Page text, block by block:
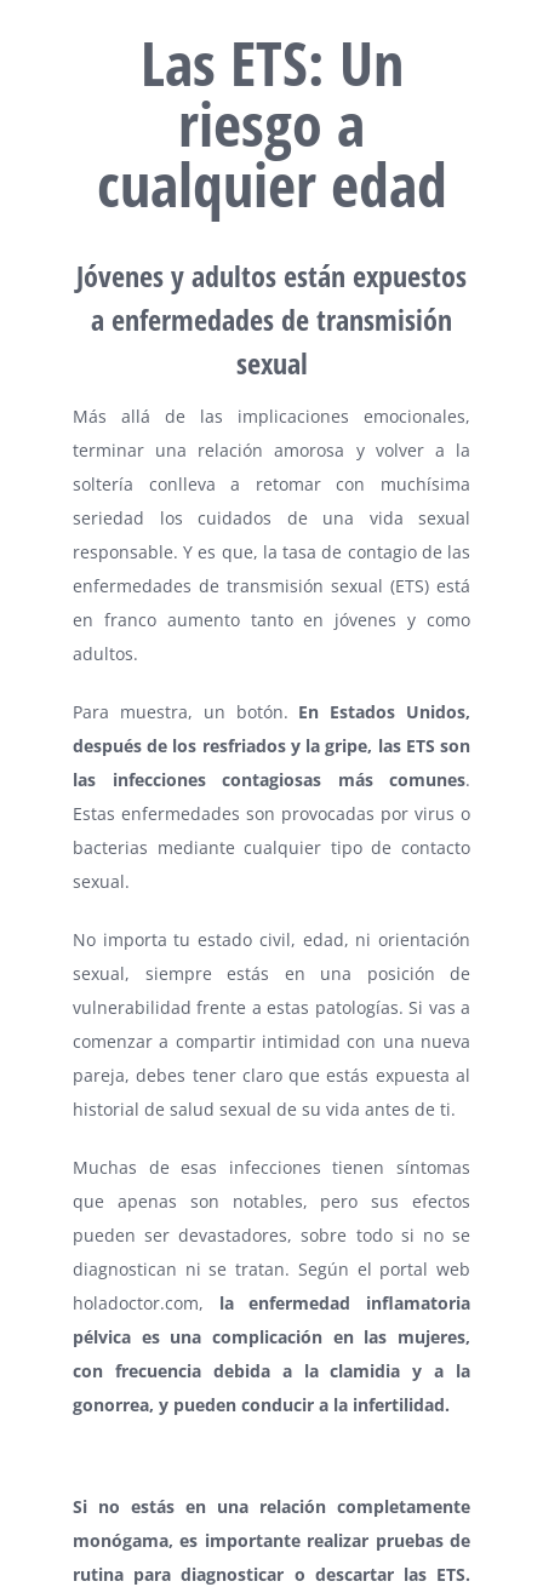
Las ETS: Un
riesgo a
cualquier edad
Jóvenes y adultos están expuestos
a enfermedades de transmisión
sexual
Más allá de las implicaciones emocionales,
terminar una relación amorosa y volver a la
soltería conlleva a retomar con muchísima
seriedad los cuidados de una vida sexual
responsable. Y es que, la tasa de contagio de las
enfermedades de transmisión sexual (ETS) está
en franco aumento tanto en jóvenes y como
adultos.
Para muestra, un botón. En Estados Unidos,
después de los resfriados y la gripe, las ETS son
las infecciones contagiosas más comunes.
Estas enfermedades son provocadas por virus o
bacterias mediante cualquier tipo de contacto
sexual.
No importa tu estado civil, edad, ni orientación
sexual, siempre estás en una posición de
vulnerabilidad frente a estas patologías. Si vas a
comenzar a compartir intimidad con una nueva
pareja, debes tener claro que estás expuesta al
historial de salud sexual de su vida antes de ti.
Muchas de esas infecciones tienen síntomas
que apenas son notables, pero sus efectos
pueden ser devastadores, sobre todo si no se
diagnostican ni se tratan. Según el portal web
holadoctor.com, la enfermedad inflamatoria
pélvica es una complicación en las mujeres,
con frecuencia debida a la clamidia y a la
gonorrea, y pueden conducir a la infertilidad.
Si no estás en una relación completamente
monógama, es importante realizar pruebas de
rutina para diagnosticar o descartar las ETS.